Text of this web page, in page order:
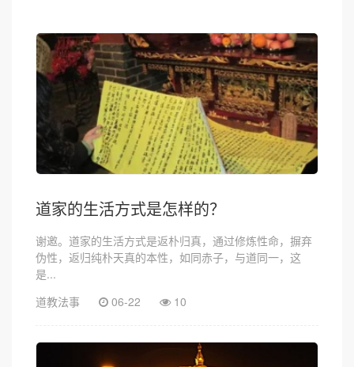
道家的生活方式是怎样的？
谢邀。道家的生活方式是返朴归真，通过修炼性命，摒弃
伪性，返归纯朴天真的本性，如同赤子，与道同一，这
是...
道教法事
06-22 10